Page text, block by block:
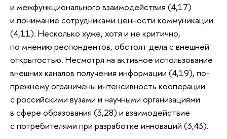
и межфункционального взаимодействия (4,17)
и понимание сотрудниками ценности коммуникации
(4,11). Несколько хуже, хотя и не критично,
по мнению респондентов, обстоят дела с внешней
открытостью. Несмотря на активное использование
внешних каналов получения информации (4,19), по-
прежнему ограничены интенсивность кооперации
с российскими вузами и научными организациями
в сфере образования (3,28) и взаимодействие
с потребителями при разработке инноваций (3,43).